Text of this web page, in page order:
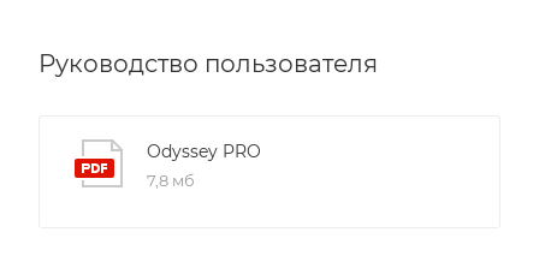
Руководство пользователя
Odyssey PRO
7,8 мб